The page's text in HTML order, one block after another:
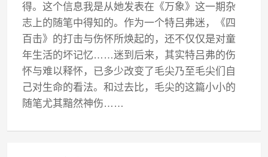
得。这个信息我是从她发表在《万象》这一期杂
志上的随笔中得知的。作为一个特吕弗迷，《四
百击》的打击与伤怀所焕起的，还不仅仅是对童
年生活的坏记忆……迷到后来，其实特吕弗的伤
怀与难以释怀，已多少改变了毛尖乃至毛尖们自
己对生命的看法。和过去比，毛尖的这篇小小的
随笔尤其黯然神伤……